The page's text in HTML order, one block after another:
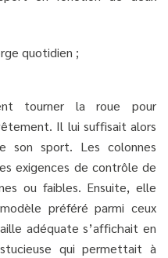
quotidien ;
tourner la roue pour
Il lui suffisait alors
son sport. Les colonnes
exigences de contrôle de
ou faibles. Ensuite, elle
préféré parmi ceux
adéquate s’affichait en
qui permettait à